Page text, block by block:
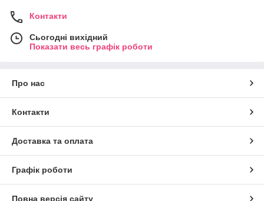
Контакти
Сьогодні вихідний
Показати весь графік роботи
Про нас
Контакти
Доставка та оплата
Графік роботи
Повна версія сайту